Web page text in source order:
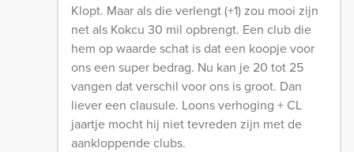
Klopt. Maar als die verlengt (+1) zou mooi zijn
net als Kokcu 30 mil opbrengt. Een club die
hem op waarde schat is dat een koopje voor
ons een super bedrag. Nu kan je 20 tot 25
vangen dat verschil voor ons is groot. Dan
liever een clausule. Loons verhoging + CL
jaartje mocht hij niet tevreden zijn met de
aankloppende clubs.